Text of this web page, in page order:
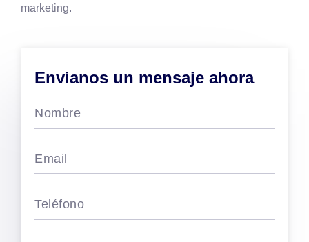
marketing.
Envianos un mensaje ahora
Nombre
Email
Teléfono